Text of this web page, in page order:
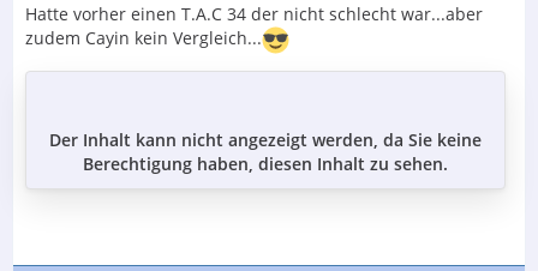
Hatte vorher einen T.A.C 34 der nicht schlecht war...aber
zudem Cayin kein Vergleich...
Der Inhalt kann nicht angezeigt werden, da Sie keine
Berechtigung haben, diesen Inhalt zu sehen.